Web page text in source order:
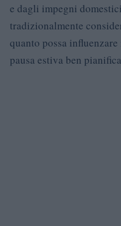
e dagli impegni
tradizionalmente
quanto possa
pausa estiva ben